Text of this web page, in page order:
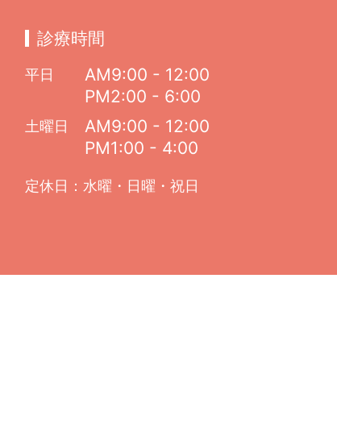
診療時間
平日
AM9:00 - 12:00
PM2:00 - 6:00
土曜日
AM9:00 - 12:00
PM1:00 - 4:00
定休日：水曜・日曜・祝日